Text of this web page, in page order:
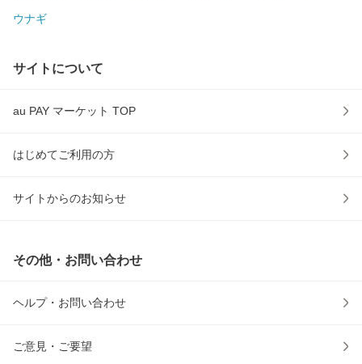
ウナギ
サイトについて
au PAY マーケット TOP
はじめてご利用の方
サイトからのお知らせ
その他・お問い合わせ
ヘルプ・お問い合わせ
ご意見・ご要望